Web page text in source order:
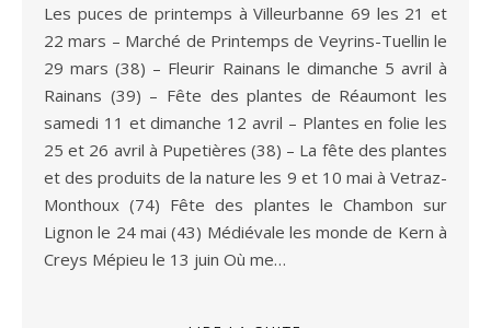
Les puces de printemps à Villeurbanne 69 les 21 et
22 mars – Marché de Printemps de Veyrins-Tuellin le
29 mars (38) – Fleurir Rainans le dimanche 5 avril à
Rainans (39) – Fête des plantes de Réaumont les
samedi 11 et dimanche 12 avril – Plantes en folie les
25 et 26 avril à Pupetières (38) – La fête des plantes
et des produits de la nature les 9 et 10 mai à Vetraz-
Monthoux (74) Fête des plantes le Chambon sur
Lignon le 24 mai (43) Médiévale les monde de Kern à
Creys Mépieu le 13 juin Où me…